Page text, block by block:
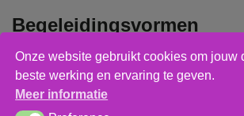
Begeleidingsvormen
Grote groepsbegeleiding
Kleine groepsbegeleiding
Onze website gebruikt cookies om jouw
beste werking en ervaring te geven.
Meer informatie